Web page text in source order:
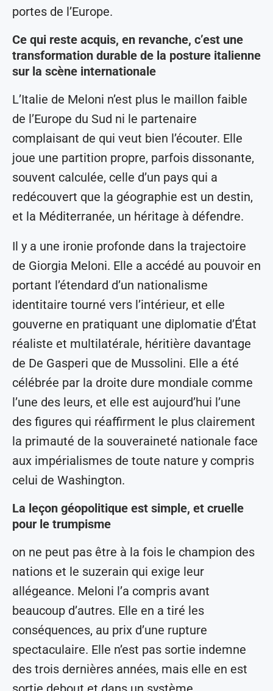
portes de l’Europe.
Ce qui reste acquis, en revanche, c’est une
transformation durable de la posture italienne
sur la scène internationale
L’Italie de Meloni n’est plus le maillon faible
de l’Europe du Sud ni le partenaire
complaisant de qui veut bien l’écouter. Elle
joue une partition propre, parfois dissonante,
souvent calculée, celle d’un pays qui a
redécouvert que la géographie est un destin,
et la Méditerranée, un héritage à défendre.
Il y a une ironie profonde dans la trajectoire
de Giorgia Meloni. Elle a accédé au pouvoir en
portant l’étendard d’un nationalisme
identitaire tourné vers l’intérieur, et elle
gouverne en pratiquant une diplomatie d’État
réaliste et multilatérale, héritière davantage
de De Gasperi que de Mussolini. Elle a été
célébrée par la droite dure mondiale comme
l’une des leurs, et elle est aujourd’hui l’une
des figures qui réaffirment le plus clairement
la primauté de la souveraineté nationale face
aux impérialismes de toute nature y compris
celui de Washington.
La leçon géopolitique est simple, et cruelle
pour le trumpisme
on ne peut pas être à la fois le champion des
nations et le suzerain qui exige leur
allégeance. Meloni l’a compris avant
beaucoup d’autres. Elle en a tiré les
conséquences, au prix d’une rupture
spectaculaire. Elle n’est pas sortie indemne
des trois dernières années, mais elle en est